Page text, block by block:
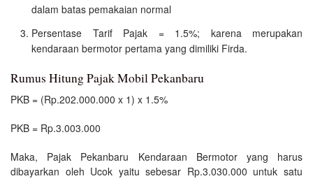
dalam batas pemakaian normal
Persentase Tarif Pajak = 1.5%; karena merupakan
kendaraan bermotor pertama yang dimiliki Firda.
Rumus Hitung Pajak Mobil Pekanbaru
PKB = (Rp.202.000.000 x 1) x 1.5%
PKB = Rp.3.003.000
Maka, Pajak Pekanbaru Kendaraan Bermotor yang harus
dibayarkan oleh Ucok yaitu sebesar Rp.3.030.000 untuk satu